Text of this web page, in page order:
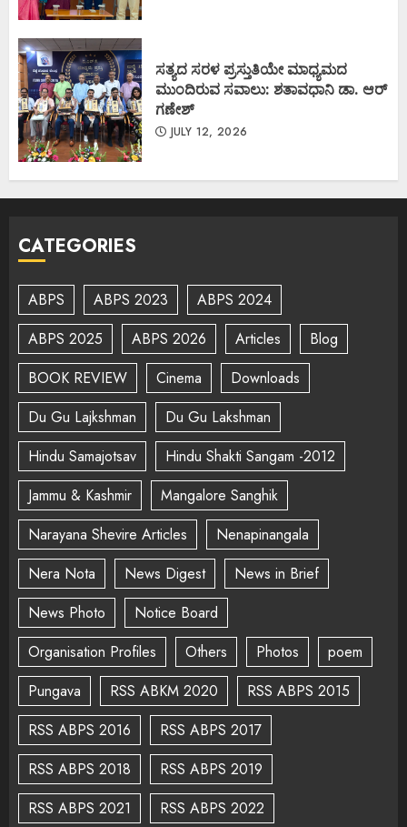
ಸತ್ಯದ ಸರಳ ಪ್ರಸ್ತುತಿಯೇ ಮಾಧ್ಯಮದ
ಮುಂದಿರುವ ಸವಾಲು: ಶತಾವಧಾನಿ ಡಾ. ಆರ್
ಗಣೇಶ್
JULY 12, 2026
CATEGORIES
ABPS ABPS 2023
ABPS 2024
ABPS 2025
ABPS 2026 Articles
Blog
BOOK REVIEW
Cinema
Downloads
Du Gu Lajkshman
Du Gu Lakshman
Hindu Samajotsav
Hindu Shakti Sangam -2012
Jammu & Kashmir
Mangalore Sanghik
Narayana Shevire Articles
Nenapinangala
Nera Nota
News Digest
News in Brief
News Photo
Notice Board
Organisation Profiles
Others Photos
poem
Pungava
RSS ABKM 2020
RSS ABPS 2015
RSS ABPS 2016
RSS ABPS 2017
RSS ABPS 2018
RSS ABPS 2019
RSS ABPS 2021
RSS ABPS 2022